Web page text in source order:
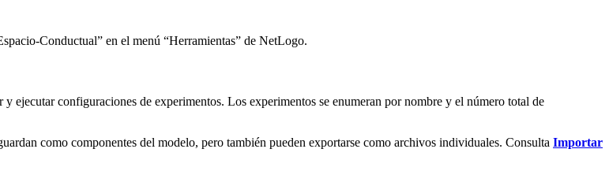
Conductual” en el menú “Herramientas” de NetLogo.
ejecutar configuraciones de experimentos. Los experimentos se enumeran por nombre y el número total de
como componentes del modelo, pero también pueden exportarse como archivos individuales. Consulta Importar